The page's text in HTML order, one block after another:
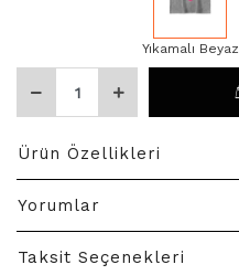
Yıkamalı Beyaz
Ürün Özellikleri
Yorumlar
Taksit Seçenekleri